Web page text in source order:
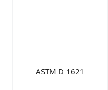
ASTM D 1621